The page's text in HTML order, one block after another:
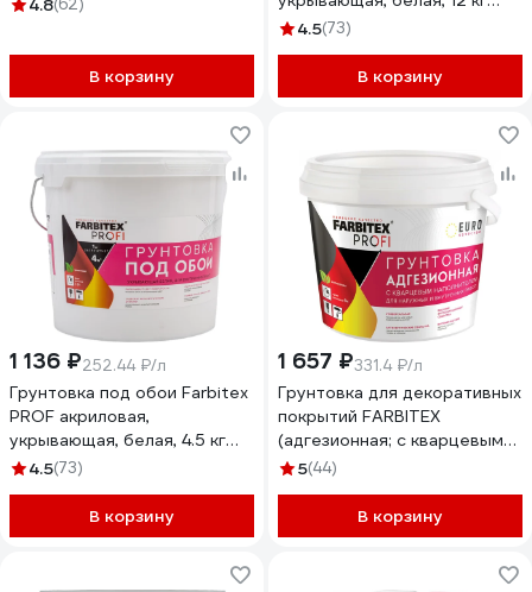
4.8(62)
В корзину
4300012075
4.5(73)
В корзину
1 136 ₽252.44 ₽/л
Грунтовка под обои Farbitex
PROF акриловая,
укрывающая, белая, 4.5 кг
4300012081
4.5(73)
В корзину
1 657 ₽331.4 ₽/л
Грунтовка для декоративных
покрытий FARBITEX
(адгезионная; с кварцевым
наполнителем) 4300008114
5(44)
В корзину